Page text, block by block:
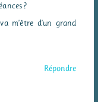
?
m’être d’un grand
Répondre